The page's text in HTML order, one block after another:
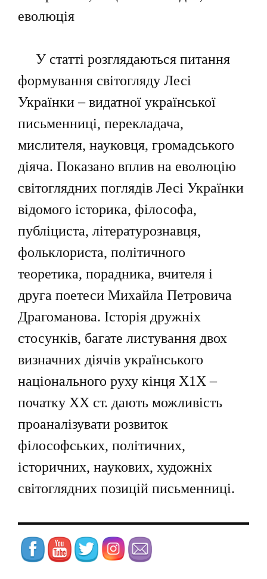
еволюція
У статті розглядаються питання
формування світогляду Лесі
Українки – видатної української
письменниці, перекладача,
мислителя, науковця, громадського
діяча. Показано вплив на еволюцію
світоглядних поглядів Лесі Українки
відомого історика, філософа,
публіциста, літературознавця,
фольклориста, політичного
теоретика, порадника, вчителя і
друга поетеси Михайла Петровича
Драгоманова. Історія дружніх
стосунків, багате листування двох
визначних діячів українського
національного руху кінця Х1Х –
початку ХХ ст. дають можливість
проаналізувати розвиток
філософських, політичних,
історичних, наукових, художніх
світоглядних позицій письменниці.